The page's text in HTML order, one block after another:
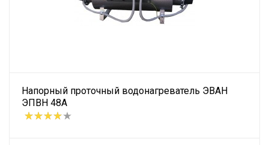
Напорный проточный водонагреватель ЭВАН
ЭПВН 48А